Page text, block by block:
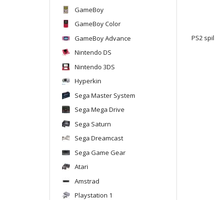
GameBoy
GameBoy Color
GameBoy Advance
Nintendo DS
Nintendo 3DS
Hyperkin
Sega Master System
Sega Mega Drive
Sega Saturn
Sega Dreamcast
Sega Game Gear
Atari
Amstrad
Playstation 1
PS2 spil